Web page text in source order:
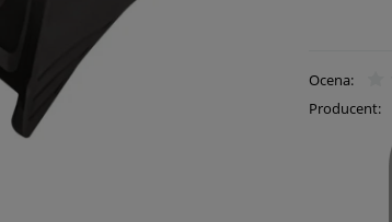
Ocena:
Producent: